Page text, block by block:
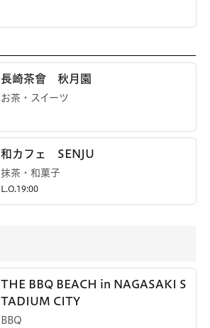
長崎茶會 秋月園
お茶・スイーツ
和カフェ SENJU
抹茶・和菓子
L.O.19:00
THE BBQ BEACH in NAGASAKI S
TADIUM CITY
BBQ